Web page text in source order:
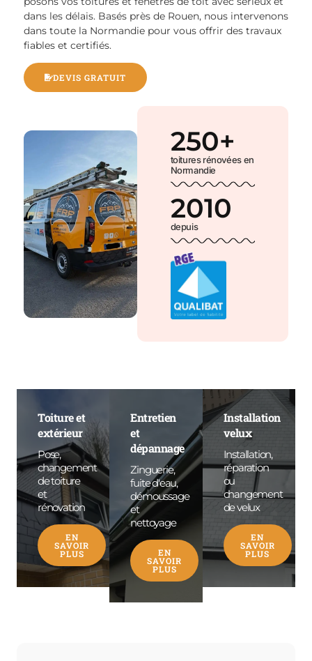
toitures rénovées en
Normandie
250+
depuis
2010
dans les délais. Basés près de Rouen, nous intervenons
dans toute la Normandie pour vous offrir des travaux
fiables et certifiés.
DEVIS GRATUIT
Toiture et
extérieur
Pose,
changement
de toiture
et
rénovation
EN
SAVOIR
PLUS
Entretien
et
dépannage
Zinguerie,
fuite d'eau,
démoussage
et
nettoyage
EN
SAVOIR
PLUS
Installation
velux
Installation,
réparation
ou
changement
de velux
EN
SAVOIR
PLUS